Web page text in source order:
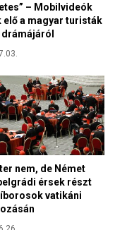
– Mobilvideók
elő a magyar turisták
nem, de Német
érsek részt
vatikáni